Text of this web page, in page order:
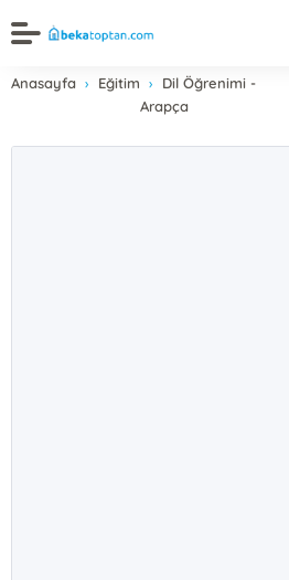
Anasayfa Eğitim
Dil Öğrenimi -
Arapça